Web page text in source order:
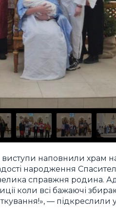
виступи наповнили храм
народження
справжня родина.
коли всі бажаючі
— підкреслили